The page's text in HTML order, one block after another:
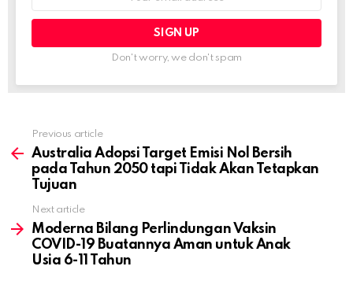
Don't worry, we don't spam
more
Previous article
Australia Adopsi Target Emisi Nol Bersih
pada Tahun 2050 tapi Tidak Akan Tetapkan
Tujuan
Next article
Moderna Bilang Perlindungan Vaksin
COVID-19 Buatannya Aman untuk Anak
Usia 6-11 Tahun